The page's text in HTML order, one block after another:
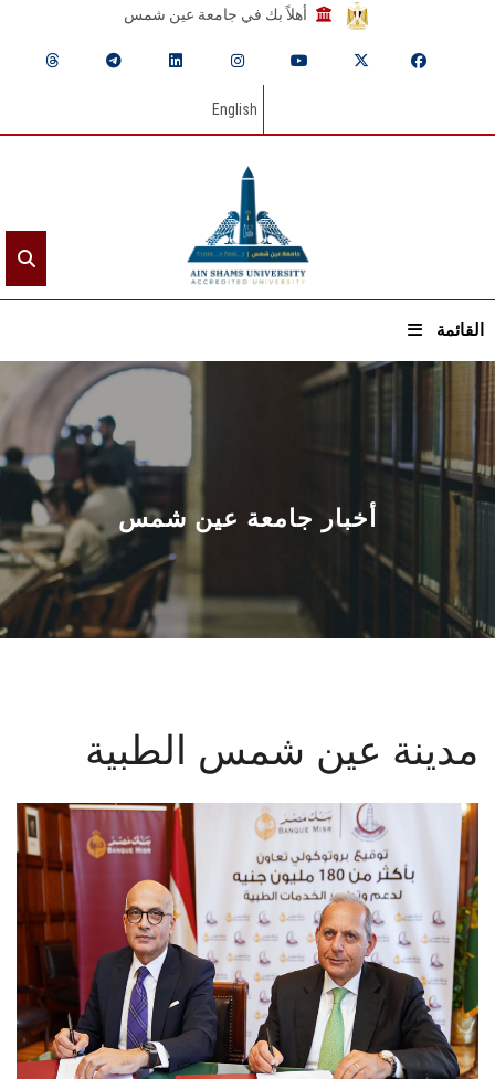
أهلاً بك في جامعة عين شمس
English
القائمة
الرئيسيـة
عن الجامعة
القطاعـات
الشئون الأكاديمية
البحث العلمي
المراكز والوحدات
الأنظمة الذكية
الإعلام
تواصل معنا
الطلاب
هيئة التدريس
أخبار جامعة عين شمس
مدينة عين شمس الطبية